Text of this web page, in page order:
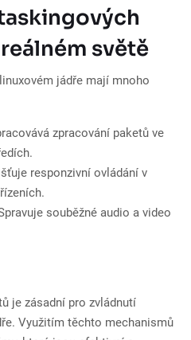
světě
jádře mají mnoho
zpracování paketů ve
responzivní ovládání v
souběžné audio a video
je zásadní pro zvládnutí
Využitím těchto mechanismů